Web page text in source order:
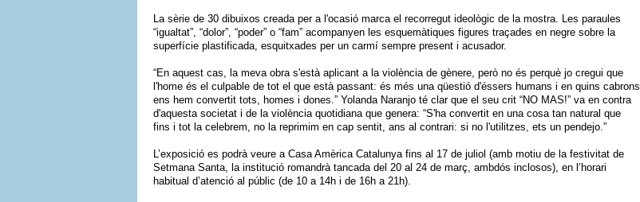
La sèrie de 30 dibuixos creada per a l'ocasió marca el recorregut ideològic de la mostra. Les paraules
“igualtat”, “dolor”, “poder” o “fam” acompanyen les esquemàtiques figures traçades en negre sobre la
superfície plastificada, esquitxades per un carmí sempre present i acusador.
“En aquest cas, la meva obra s'està aplicant a la violència de gènere, però no és perquè jo cregui que
l'home és el culpable de tot el que està passant: és més una qüestió d'éssers humans i en quins cabrons
ens hem convertit tots, homes i dones.” Yolanda Naranjo té clar que el seu crit “NO MAS!” va en contra
d'aquesta societat i de la violència quotidiana que genera: “S'ha convertit en una cosa tan natural que
fins i tot la celebrem, no la reprimim en cap sentit, ans al contrari: si no l'utilitzes, ets un pendejo.”
L’exposició es podrà veure a Casa Amèrica Catalunya fins al 17 de juliol (amb motiu de la festivitat de
Setmana Santa, la institució romandrà tancada del 20 al 24 de març, ambdós inclosos), en l’horari
habitual d’atenció al públic (de 10 a 14h i de 16h a 21h).